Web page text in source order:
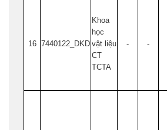
16 7440122_DKD
Khoa
học
vật liệu
CT
TCTA
- -